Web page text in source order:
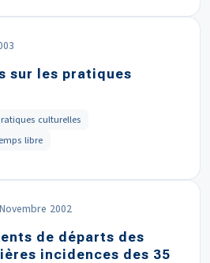
sur les pratiques
culturelles
libre
2002
de départs des
incidences des 35